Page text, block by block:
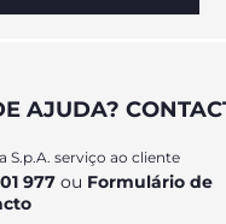
AJUDA?
S.p.A. serviço ao cliente
977 ou Formulário de